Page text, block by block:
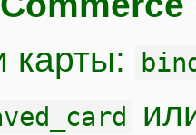
карты: